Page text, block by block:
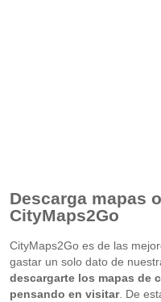
Descarga mapas
CityMaps2Go
CityMaps2Go es de las
gastar un solo dato de
descargarte los mapas de
pensando en visitar. De